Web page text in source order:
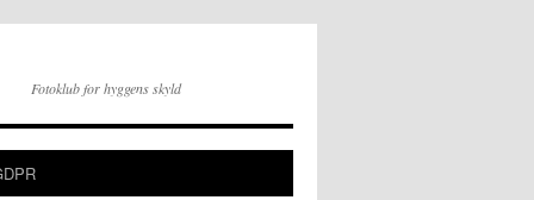
Fotoklub for hyggens skyld